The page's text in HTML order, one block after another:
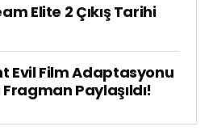
Elite 2 Çıkış Tarihi
Evil Film Adaptasyonu
Paylaşıldı!